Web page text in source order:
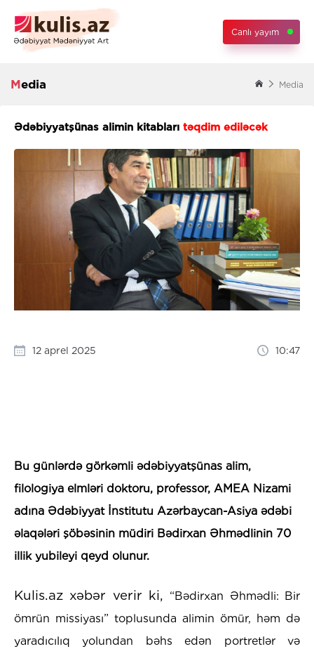
Canlı yayım
Media Media
Ədəbiyyatşünas alimin kitabları təqdim ediləcək
12 aprel 2025 10:47
Bu günlərdə görkəmli ədəbiyyatşünas alim,
filologiya elmləri doktoru, professor, AMEA Nizami
adına Ədəbiyyat İnstitutu Azərbaycan-Asiya ədəbi
əlaqələri şöbəsinin müdiri Bədirxan Əhmədlinin 70
illik yubileyi qeyd olunur.
Kulis.az xəbər verir ki, “Bədirxan Əhmədli: Bir
ömrün missiyası” toplusunda alimin ömür, həm də
yaradıcılıq yolundan bəhs edən portretlər və